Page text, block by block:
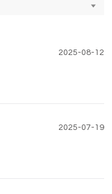
2025-08-12
2025-07-19